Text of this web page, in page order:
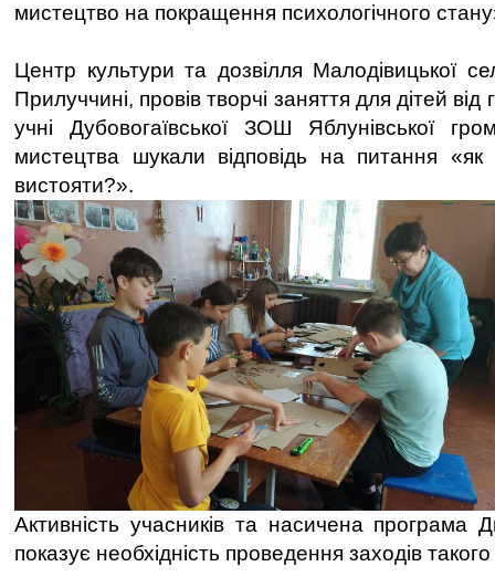
мистецтво на покращення психологічного
Центр культури та дозвілля Малодівицької
Прилуччині, провів творчі заняття для дітей
учні Дубовогаївської ЗОШ Яблунівської
мистецтва шукали відповідь на питання
вистояти?».
Активність учасників та насичена програма
показує необхідність проведення заходів